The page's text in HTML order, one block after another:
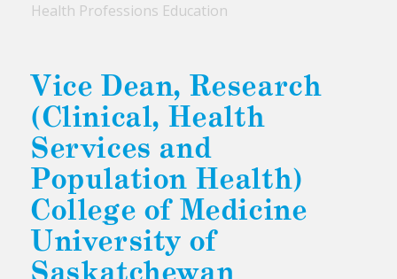
Health Professions Education
Vice Dean, Research
(Clinical, Health
Services and
Population Health)
College of Medicine
University of
Saskatchewan